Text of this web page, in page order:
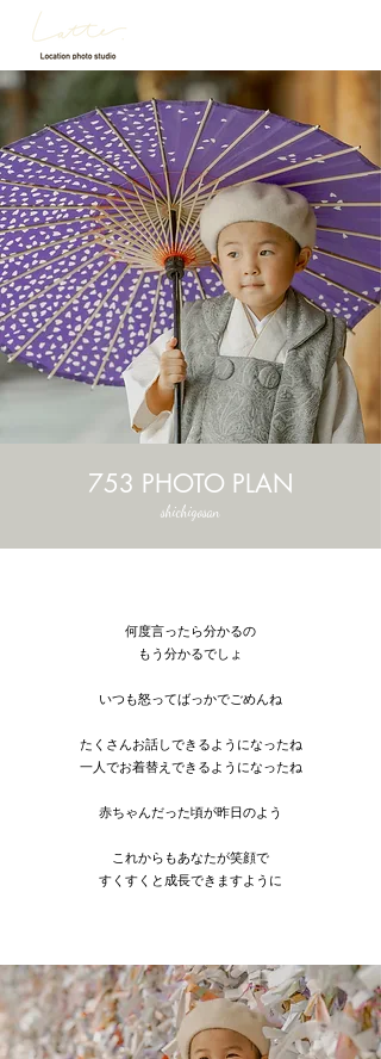
753 PHOTO PLAN
shichigosan
何度言ったら分かるの
もう分かるでしょ
いつも怒ってばっかでごめんね
たくさんお話しできるようになったね
一人でお着替えできるようになったね
赤ちゃんだった頃が昨日のよう
これからもあなたが笑顔で
すくすくと成長できますように